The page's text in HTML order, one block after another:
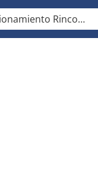
Fraccionamiento Rinconada del Valle